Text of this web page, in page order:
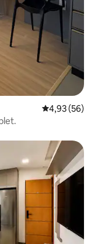
Note
4,93 (56)
aimés